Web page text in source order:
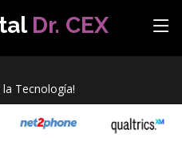
Dr. CEX
Tecnología!